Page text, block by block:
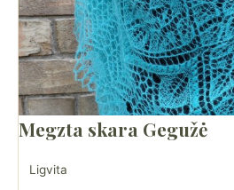
Megzta skara Gegužė
Ligvita